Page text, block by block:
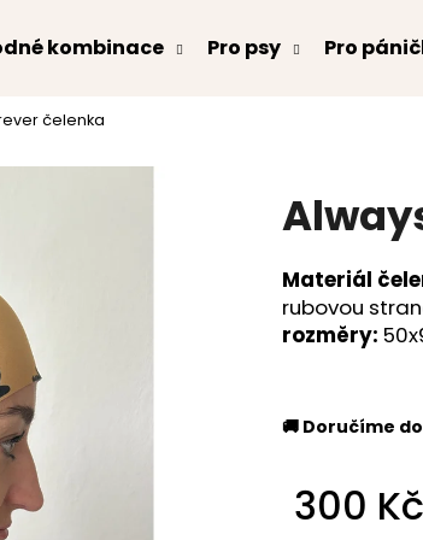
kombinace Pro psy Pro
čelenka
Materiál
rubovou
rozměry:
🚚 Doručíme do
300 Kč
Co potřebujete najít?
HLEDAT